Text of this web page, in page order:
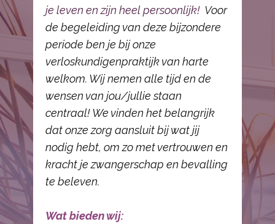
je leven en zijn heel persoonlijk! Voor
de begeleiding​ van deze bijzondere
periode ben je bij onze
verloskundigenpraktijk van harte
welkom. Wij nemen alle tijd en de
wensen van jou/jullie staan
centraal! We vinden het belangrijk
dat onze zorg aansluit bij wat jij
nodig hebt, om zo met vertrouwen en
kracht je zwangerschap en bevalling
te beleven.
Wat bieden wij: